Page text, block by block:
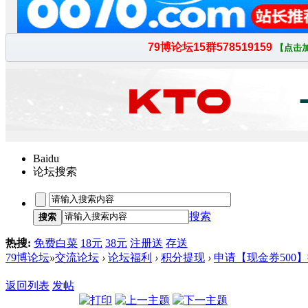
Baidu
论坛搜索
搜索 搜索
热搜: 免费白菜 18元 38元 注册送 存送
79博论坛»交流论坛 › 论坛福利 › 积分提现 › 申请【现金券500
返回列表 发帖